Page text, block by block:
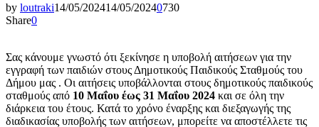
by loutraki14/05/202414/05/20240730
Share0
Σας κάνουμε γνωστό ότι ξεκίνησε η υποβολή αιτήσεων για την
εγγραφή των παιδιών στους Δημοτικούς Παιδικούς Σταθμούς του
Δήμου μας . Οι αιτήσεις υποβάλλονται στους δημοτικούς παιδικούς
σταθμούς από 10 Μαΐου έως 31 Μαΐου 2024 και σε όλη την
διάρκεια του έτους. Κατά το χρόνο έναρξης και διεξαγωγής της
διαδικασίας υποβολής των αιτήσεων, μπορείτε να αποστέλλετε τις